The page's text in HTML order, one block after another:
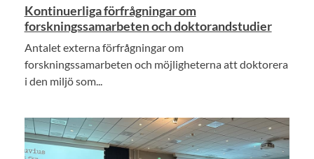
Kontinuerliga förfrågningar om
forskningssamarbeten och doktorandstudier
Antalet externa förfrågningar om
forskningssamarbeten och möjligheterna att doktorera
i den miljö som...